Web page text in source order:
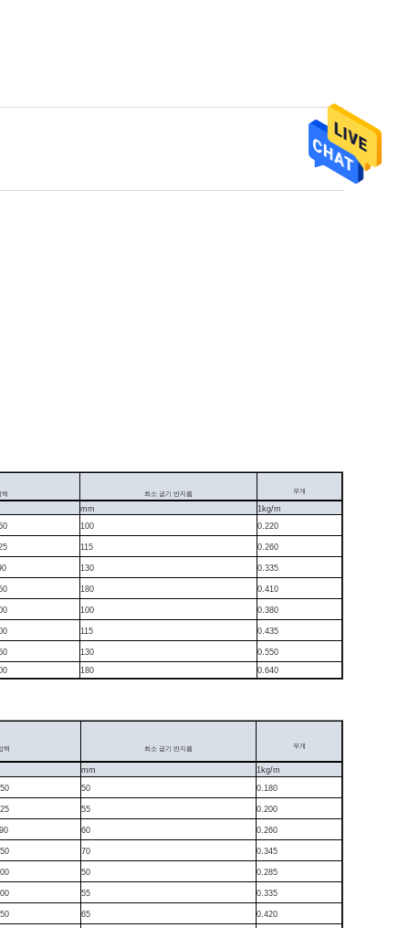
력 최소 굽기 반지름 무게
mm
1kg/m
100 0.220
115 0.260
130 0.335
180 0.410
100 0.380
115 0.435
130
0.550
180 0.640
력 최소 굽기 반지름 무게
mm
1kg/m
50 0.180
55 0.200
60 0.260
70 0.345
50 0.285
55 0.335
65
0.420